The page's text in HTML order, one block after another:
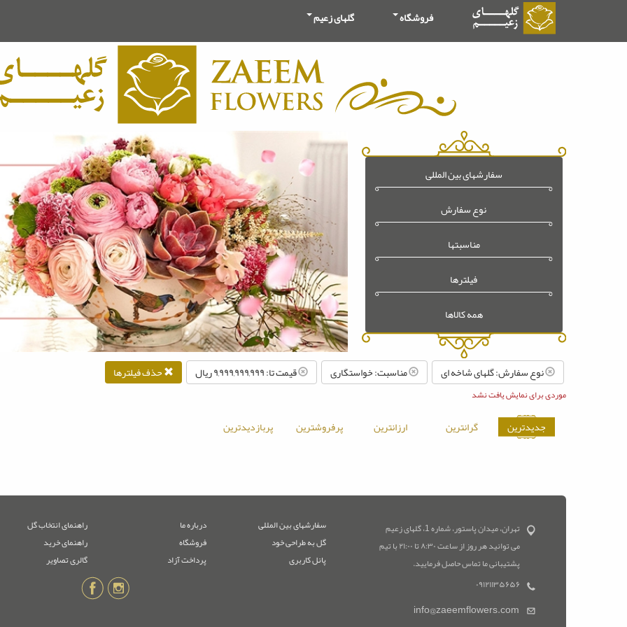
فروشگاه گلهای زعیم
سفارشهای بین المللی
نوع سفارش
مناسبتها
فیلترها
همه کالاها
نوع سفارش: گلهای شاخه ای مناسبت: خواستگاری قیمت تا: ۹,۹۹۹,۹۹۹,۹۹۹ ريال حذف فیلترها
موردی برای نمایش یافت نشد
جدیدترین گرانترین ارزانترین پرفروشترین پربازدیدترین
تهران، میدان پاستور، شماره 1، گلهای زعیم
می توانید هر روز از ساعت ۸:۳۰ تا ۲۱:۰۰ با تیم
پشتیبانی ما تماس حاصل فرمایید.
۰۹۱۲۱۱۳۵۶۵۶
info@zaeemflowers.com
سفارشهای بین المللی
گل به طراحی خود
پانل کاربری
درباره ما
فروشگاه
پرداخت آزاد
راهنمای انتخاب گل
راهنمای خرید
گالری تصاویر